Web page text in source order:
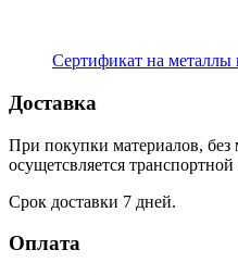
Сертификат на
Доставка
При покупки материалов, без
осущетсвляется
Срок доставки 7 дней.
Оплата